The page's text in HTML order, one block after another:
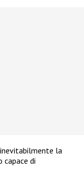
la
capace di